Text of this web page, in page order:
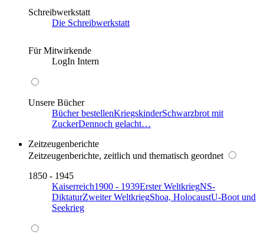
Schreibwerkstatt
Die Schreibwerkstatt
Für Mitwirkende
LogIn Intern
Unsere Bücher
Bücher bestellenKriegskinderSchwarzbrot mit
ZuckerDennoch gelacht…
Zeitzeugenberichte
Zeitzeugenberichte, zeitlich und thematisch geordnet
1850 - 1945
Kaiserreich1900 - 1939Erster WeltkriegNS-
DiktaturZweiter WeltkriegShoa, HolocaustU-Boot und
Seekrieg